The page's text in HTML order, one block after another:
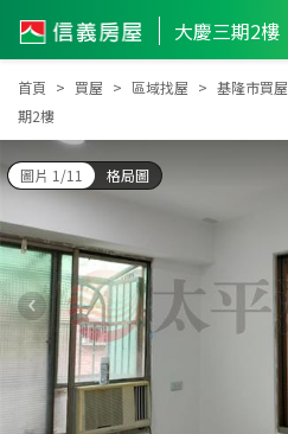
大慶三期2樓
首頁 買屋 區域找屋 基隆市買屋
期2樓
圖片 1/11 格局圖